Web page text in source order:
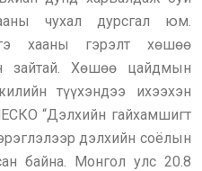
чухал дурсгал юм.
хааны гэрэлт хөшөө
зайтай. Хөшөө цайдмын
түүхэндээ ихээхэн
“Дэлхийн гайхамшигт
дэлхийн соёлын
байна. Монгол улс 20.8